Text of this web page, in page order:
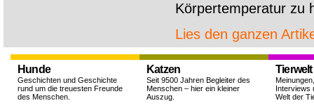
Körpertemperatur zu
Lies den ganzen
Hunde
Geschichten und Geschichte
rund um die treuesten Freunde
des Menschen.
Katzen
Seit 9500 Jahren Begleiter des
Menschen – hier ein kleiner
Auszug.
Tierwelt
Interviews
Welt der